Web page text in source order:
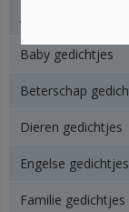
Angst gedichtjes
Baby gedichtjes
Beterschap
Dieren gedichtjes
Engelse gedichtjes
Familie gedichtjes